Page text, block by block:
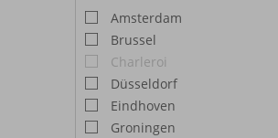
Amsterdam
Brussel
Charleroi
Düsseldorf
Eindhoven
Groningen